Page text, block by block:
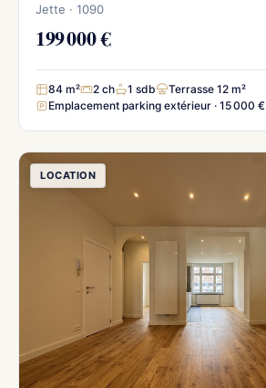
Jette · 1090
199 000 €
84 m² 2 ch 1 sdb
Terrasse 12 m²
Emplacement parking extérieur · 15 000 €
LOCATION